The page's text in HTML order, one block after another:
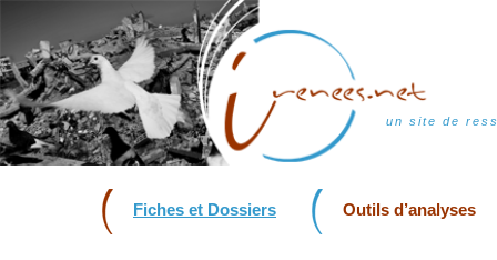
un site de
Fiches et Dossiers Outils d’analyses